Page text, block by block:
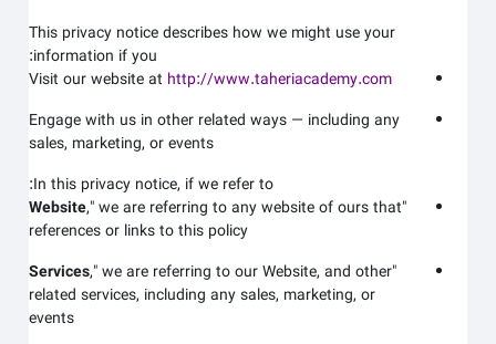
This privacy notice describes how we might use your
information if you:
Visit our website athttp://www.taheriacademy.com
Engage with us in other related ways ― including any
sales, marketing, or events
In this privacy notice, if we refer to:
Website," we are referring to any website of ours that
references or links to this policy
Services," we are referring to ourWebsite,and other
related services, including any sales, marketing, or
events